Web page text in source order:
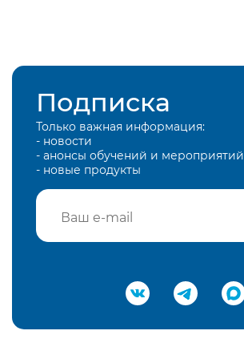
Подписка
Только важная информация:
- новости
- анонсы обучений и мероприятий
- новые продукты
Подтвердить e-mail